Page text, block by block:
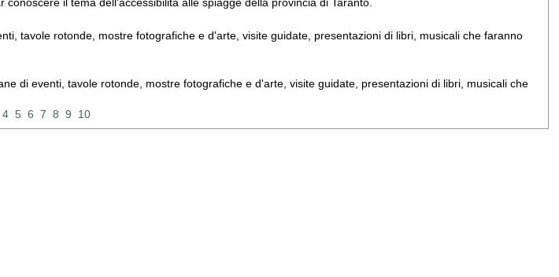
il tema dell'accessibilità alle spiagge della provincia di Taranto.
tavole rotonde, mostre fotografiche e d'arte, visite guidate, presentazioni di libri, musicali che faranno
di eventi, tavole rotonde, mostre fotografiche e d'arte, visite guidate, presentazioni di libri, musicali che
4 5 6 7 8 9 10